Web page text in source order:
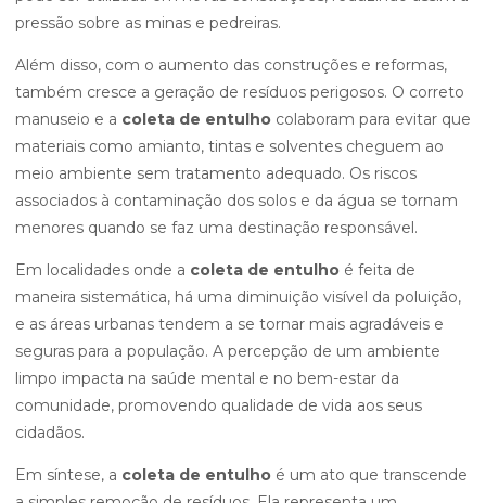
pressão sobre as minas e pedreiras.
Além disso, com o aumento das construções e reformas,
também cresce a geração de resíduos perigosos. O correto
manuseio e a coleta de entulho colaboram para evitar que
materiais como amianto, tintas e solventes cheguem ao
meio ambiente sem tratamento adequado. Os riscos
associados à contaminação dos solos e da água se tornam
menores quando se faz uma destinação responsável.
Em localidades onde a coleta de entulho é feita de
maneira sistemática, há uma diminuição visível da poluição,
e as áreas urbanas tendem a se tornar mais agradáveis e
seguras para a população. A percepção de um ambiente
limpo impacta na saúde mental e no bem-estar da
comunidade, promovendo qualidade de vida aos seus
cidadãos.
Em síntese, a coleta de entulho é um ato que transcende